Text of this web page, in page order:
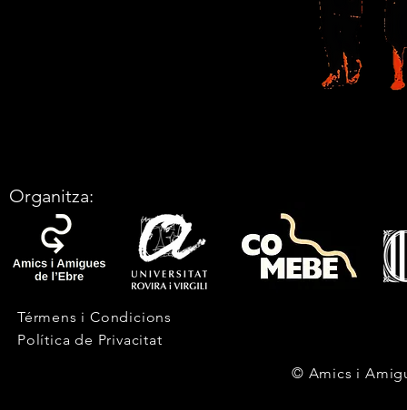
Organitza:
Térmens i Condicions
Política de Privacitat
© Amics i